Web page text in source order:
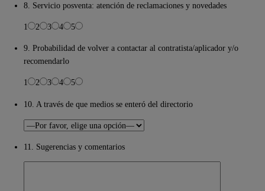
8. Servicio posventa: atención de reclamaciones y novedades
1 2 3 4 5
9. Probabilidad de volver a contactar al contratista/aplicador y/o
recomendarlo
1 2 3 4 5
10. A través de que medios se enteró del directorio
11. Sugerencias y comentarios